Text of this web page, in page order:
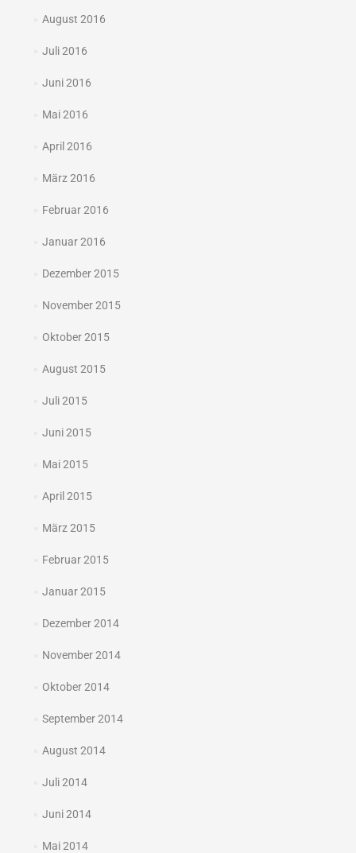
August 2016
Juli 2016
Juni 2016
Mai 2016
April 2016
März 2016
Februar 2016
Januar 2016
Dezember 2015
November 2015
Oktober 2015
August 2015
Juli 2015
Juni 2015
Mai 2015
April 2015
März 2015
Februar 2015
Januar 2015
Dezember 2014
November 2014
Oktober 2014
September 2014
August 2014
Juli 2014
Juni 2014
Mai 2014